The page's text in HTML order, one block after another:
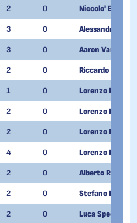
2 0 Niccolo' Ezio
3 0 Alessandro
3 0 Aaron Van
2 0 Riccardo
1 0 Lorenzo
2 0 Lorenzo
2 0 Lorenzo
4 0 Lorenzo
2 0 Alberto Rava
2 0 Stefano Righi
2 0 Luca